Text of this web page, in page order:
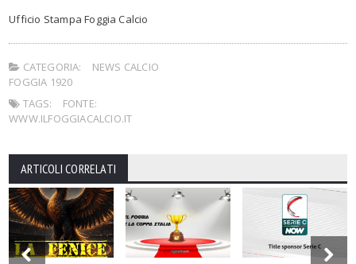
Ufficio Stampa Foggia Calcio
CATEGORIA:
NEWS CALCIO
FOGGIA 1920
TAGS:
FONTE:
WWW.ILFOGGIACALCIO.IT
ARTICOLI CORRELATI